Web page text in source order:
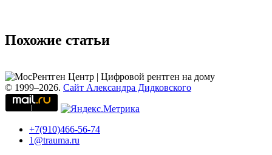
Похожие статьи
© 1999–2026. Сайт Александра Дидковского
+7(910)466-56-74
1@trauma.ru